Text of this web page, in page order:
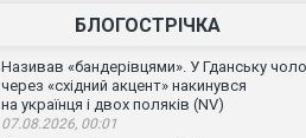
БЛОГОСТРІЧКА
Називав «бандерівцями». У Гданську
через «східний акцент» накинувся
на українця і двох поляків (NV)
07.08.2026, 00:01